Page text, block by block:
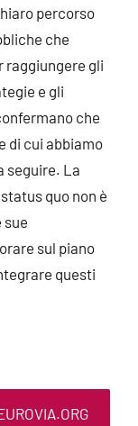
percorso
che
gli
e gli
che
di cui abbiamo
seguire. La
quo non è
sue
sul piano
questi